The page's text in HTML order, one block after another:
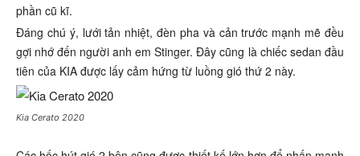
phần cũ kĩ.
Đáng chú ý, lưới tản nhiệt, đèn pha và cản trước mạnh mẽ đều
gợi nhớ đến người anh em Stinger. Đây cũng là chiếc sedan đầu
tiên của KIA được lấy cảm hứng từ luồng gió thứ 2 này.
Kia Cerato 2020